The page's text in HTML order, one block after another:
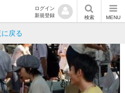
ログイン
新規登録
検索 MENU
戻る